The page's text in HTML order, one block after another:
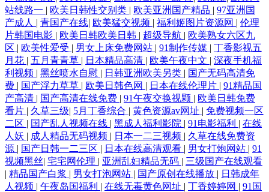
站线路一 | 欧美日韩性交别类 | 欧美亚洲国产精品 | 97亚洲国
产成人 | 青国产在线| 欧美猛交视频 | 福利姬图片资源网 | 伦理
片韩国电影 | 欧美日韩欧美日韩 | 超级导航 | 欧美熟女六区九
区 | 欧美性爱受 | 男女上床免费网站 | 91制作传媒 | 丁香影视五
月花 | 五月青青草 | 日本精品高清 | 欧美午夜中文 | 深夜手机福
利视频 | 黑丝喷水自慰 | 日韩亚洲欧美另类 | 国产无码高清免
费 | 国产浮力草草 | 欧美日韩色网 | 日本在线伦理片 | 91精品国
产高清 | 国产高清在线免费 | 91午夜交换视颗 | 欧美日韩免费
看片 | 久草三级| 5月丁香综合 | 黄色资源av网址 | 免费视频一区
二区 | 国产乱人视频在线 | 黑成人福利影院 | 91电影福利 | 在线
人妖 | 成人精品无码视频 | 日本一二三视频 | 久草在线免费资
源 | 国产日韩一二三区 | 日本在线高清观看 | 男女打炮网站 | 91
视频黑丝| 宅宅网伦理 | 亚洲乱妇精品无码 | 三级国产在线观看
| 精品国产白浆 | 男女打泡网站 | 国产原创在线播放 | 日韩成年
人视频 | 午夜岛国福利 | 在线无毒黄色网址 | 丁香婷婷网 | 91国